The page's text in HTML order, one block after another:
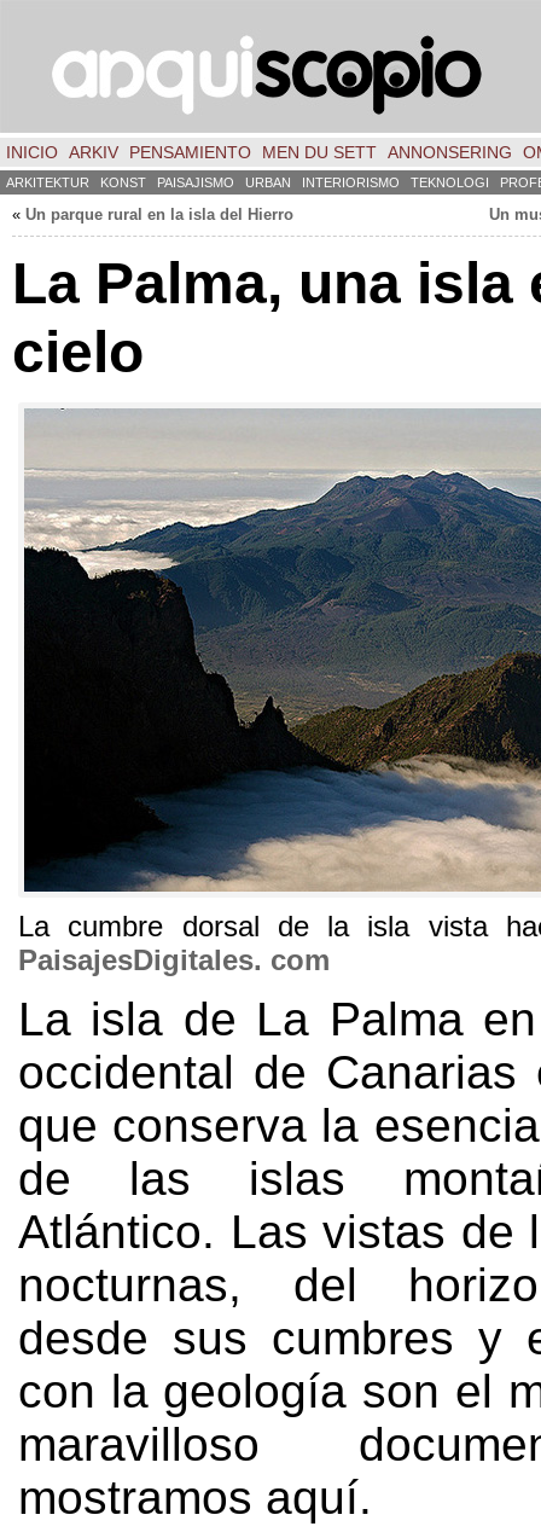
INICIO ARKIV PENSAMIENTO MEN DU SETT ANNONSERING
ARKITEKTUR KONST PAISAJISMO URBAN INTERIORISMO TEKNOLOGI
« Un parque rural en la isla del Hierro Un
La Palma, una isla
cielo
La cumbre dorsal de la isla vista
PaisajesDigitales. com
La isla de La Palma
occidental de Canarias
que conserva la
de las islas
Atlántico. Las vistas de
nocturnas, del
desde sus cumbres y
con la geología son el
maravilloso
mostramos aquí.